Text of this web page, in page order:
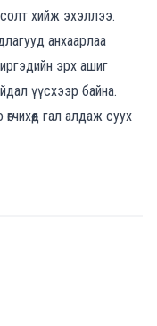
хийж эхэллээ.
анхаарлаа
эрх ашиг
үүсхээр байна.
гал алдаж суух